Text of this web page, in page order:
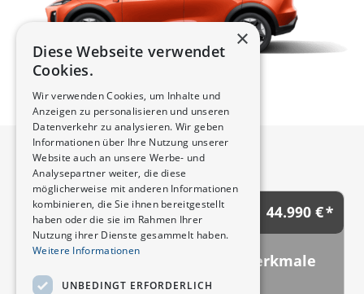
Konfiguration
STANDARD (DEEPAL S07) 44.990 €
Wichtigste Ausstattungsmerkmale
19-Zoll-Räder
×
Diese Webseite verwendet
Cookies.
Wir verwenden Cookies, um Inhalte und
Anzeigen zu personalisieren und unseren
Datenverkehr zu analysieren. Wir geben
Informationen über Ihre Nutzung unserer
Website auch an unsere Werbe- und
Analysepartner weiter, die diese
möglicherweise mit anderen Informationen
kombinieren, die Sie ihnen bereitgestellt
haben oder die sie im Rahmen Ihrer
Nutzung ihrer Dienste gesammelt haben.
Weitere Informationen
UNBEDINGT ERFORDERLICH